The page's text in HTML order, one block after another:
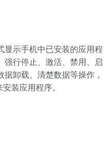
显示手机中已安装的应用程
强行停止、激活、禁用、启
卸载、清楚数据等操作，
装应用程序。